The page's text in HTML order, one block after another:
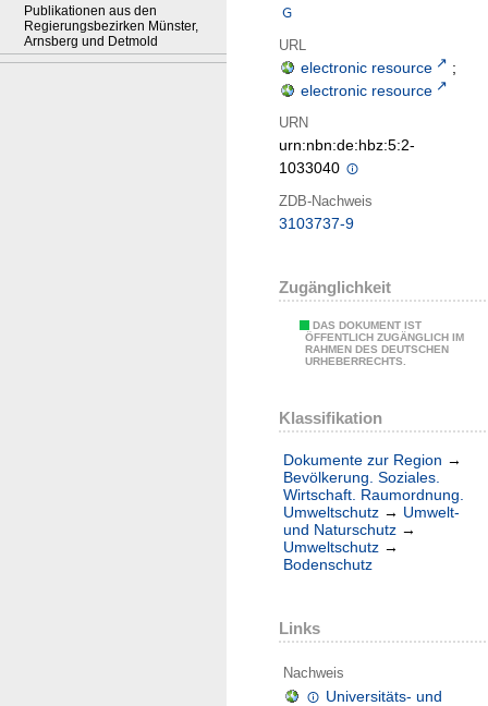
Publikationen aus den
Regierungsbezirken Münster,
Arnsberg und Detmold
URL
electronic resource
;
electronic resource
URN
urn:nbn:de:hbz:5:2-
1033040
ZDB-Nachweis
3103737-9
Zugänglichkeit
DAS DOKUMENT IST
ÖFFENTLICH ZUGÄNGLICH IM
RAHMEN DES DEUTSCHEN
URHEBERRECHTS.
Klassifikation
Dokumente zur Region →
Bevölkerung. Soziales.
Wirtschaft. Raumordnung.
Umweltschutz → Umwelt-
und Naturschutz →
Umweltschutz →
Bodenschutz
Links
Nachweis
Universitäts- und